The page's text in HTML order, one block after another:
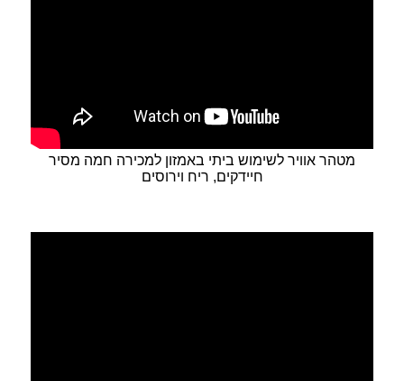
מטהר אוויר לשימוש ביתי באמזון למכירה חמה מסיר
חיידקים, ריח וירוסים